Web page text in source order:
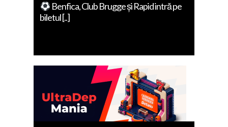
Benfica, Club Brugge și Rapid intră pe
biletul [..]